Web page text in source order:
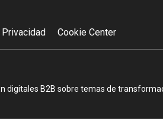
Privacidad Cookie Center
digitales B2B sobre temas de